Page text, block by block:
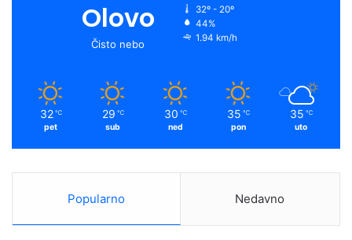
#savetheplanet #earthday
#earthday2022
#happyearthday
Olovo
Čisto nebo
32º - 20º
44%
1.94 km/h
32 ℃
pet
29 ℃
sub
30 ℃
ned
35 ℃
pon
35 ℃
uto
Popularno Nedavno